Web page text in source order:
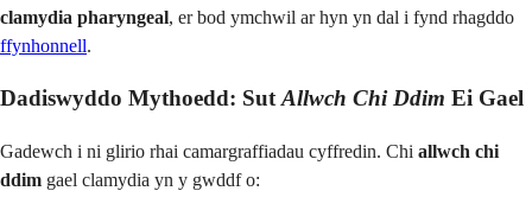
clamydia pharyngeal, er bod ymchwil ar hyn yn dal i fynd rhagddo
ffynhonnell.
Dadiswyddo Mythoedd: SutAllwch Chi Ddim Ei Gael
Gadewch i ni glirio rhai camargraffiadau cyffredin. Chi allwch chi
ddim gael clamydia yn y gwddf o: